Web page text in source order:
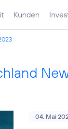
Kunden
04. Mai